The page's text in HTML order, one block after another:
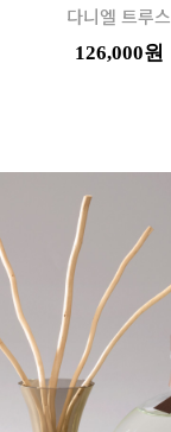
다니엘 트루스
126,000